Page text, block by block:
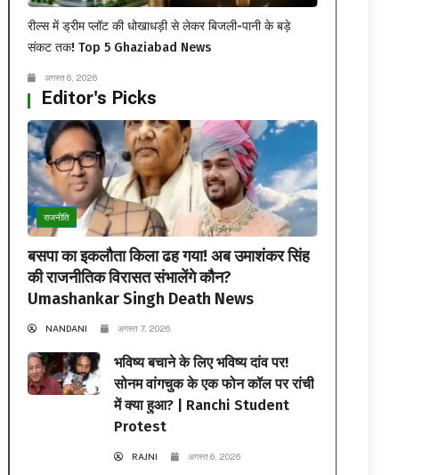
रील्स में ड्रीम प्लॉट की धोखाधड़ी से लेकर बिजली-पानी के बड़े
संकट तक! Top 5 Ghaziabad News
अगस्त 6, 2026
Editor's Picks
राजनीति
बसपा का इकलौता किला ढह गया! अब उमाशंकर सिंह
की राजनीतिक विरासत संभालेंगे कौन?
Umashankar Singh Death News
NANDANI अगस्त 7, 2026
भविष्य बचाने के लिए भविष्य दांव पर!
सोनम वांगचुक के एक फोन कॉल पर रांची
में क्या हुआ? | Ranchi Student
Protest
RAJNI अगस्त 6, 2026